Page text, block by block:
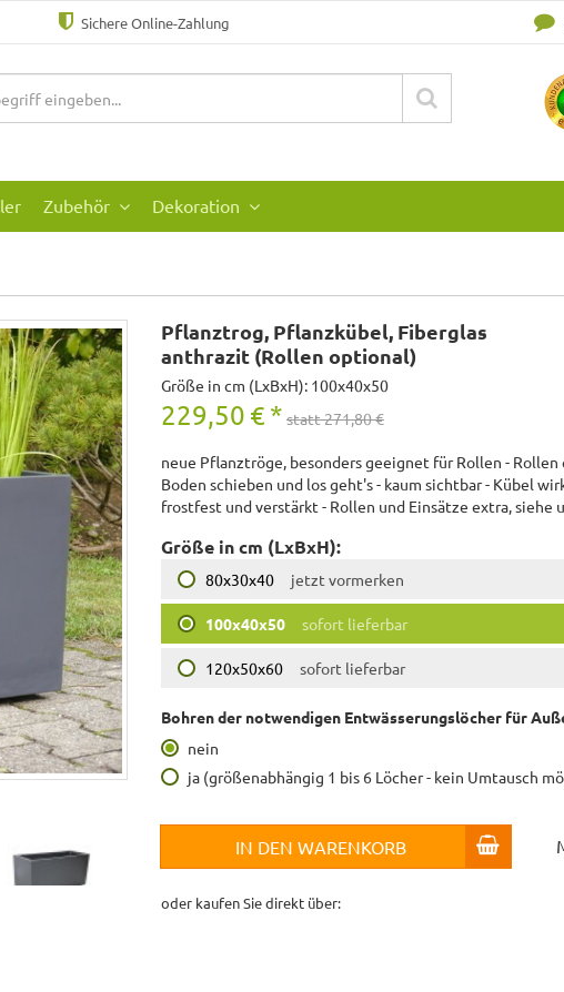
Sichere Online-Zahlung
Zubehör Dekoration
Pflanztrog, Pflanzkübel, Fiberglas
anthrazit (Rollen optional)
Größe in cm (LxBxH): 100x40x50
229,50 € * statt 271,80 €
neue Pflanztröge, besonders geeignet für Rollen -
Boden schieben und los geht's - kaum sichtbar - Kübel
frostfest und verstärkt - Rollen und Einsätze extra, siehe
Größe in cm (LxBxH):
80x30x40 jetzt vormerken
100x40x50 sofort lieferbar
120x50x60 sofort lieferbar
Bohren der notwendigen Entwässerungslöcher für
nein
ja (größenabhängig 1 bis 6 Löcher - kein Umtausch
IN DEN WARENKORB
oder kaufen Sie direkt über: